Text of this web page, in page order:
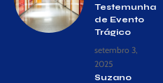
Testemunha
de Evento
Trágico
setembro 3,
2025
Suzano